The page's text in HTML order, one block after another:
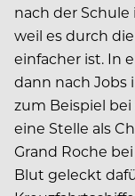
nach der
weil es durch
einfacher ist. In
dann nach Jobs
zum Beispiel
eine Stelle als
Grand Roche
Blut geleckt